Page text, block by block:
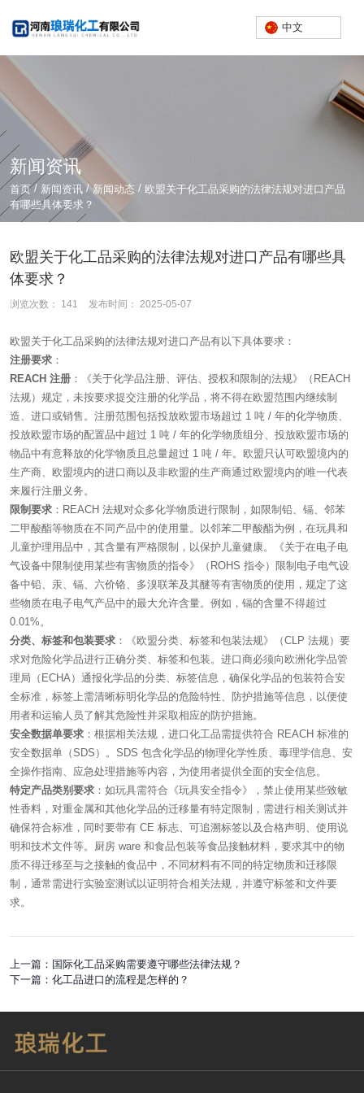
中文
新闻资讯
首页/ 新闻资讯 /新闻动态 / 欧盟关于化工品采购的法律法规对进口产品
有哪些具体要求？
欧盟关于化工品采购的法律法规对进口产品有哪些具
体要求？
浏览次数： 141 发布时间： 2025-05-07
欧盟关于化工品采购的法律法规对进口产品有以下具体要求：
注册要求 ：
REACH 注册 ：《关于化学品注册、评估、授权和限制的法规》（REACH
法规）规定，未按要求提交注册的化学品，将不得在欧盟范围内继续制
造、进口或销售。注册范围包括投放欧盟市场超过 1 吨 / 年的化学物质、
投放欧盟市场的配置品中超过 1 吨 / 年的化学物质组分、投放欧盟市场的
物品中有意释放的化学物质且总量超过 1 吨 / 年。欧盟只认可欧盟境内的
生产商、欧盟境内的进口商以及非欧盟的生产商通过欧盟境内的唯一代表
来履行注册义务。
限制要求 ：REACH 法规对众多化学物质进行限制，如限制铅、镉、邻苯
二甲酸酯等物质在不同产品中的使用量。以邻苯二甲酸酯为例，在玩具和
儿童护理用品中，其含量有严格限制，以保护儿童健康。《关于在电子电
气设备中限制使用某些有害物质的指令》（ROHS 指令）限制电子电气设
备中铅、汞、镉、六价铬、多溴联苯及其醚等有害物质的使用，规定了这
些物质在电子电气产品中的最大允许含量。例如，镉的含量不得超过
0.01%。
分类、标签和包装要求 ：《欧盟分类、标签和包装法规》（CLP 法规）要
求对危险化学品进行正确分类、标签和包装。进口商必须向欧洲化学品管
理局（ECHA）通报化学品的分类、标签信息，确保化学品的包装符合安
全标准，标签上需清晰标明化学品的危险特性、防护措施等信息，以便使
用者和运输人员了解其危险性并采取相应的防护措施。
安全数据单要求 ：根据相关法规，进口化工品需提供符合 REACH 标准的
安全数据单（SDS）。SDS 包含化学品的物理化学性质、毒理学信息、安
全操作指南、应急处理措施等内容，为使用者提供全面的安全信息。
特定产品类别要求 ：如玩具需符合《玩具安全指令》，禁止使用某些致敏
性香料，对重金属和其他化学品的迁移量有特定限制，需进行相关测试并
确保符合标准，同时要带有 CE 标志、可追溯标签以及合格声明、使用说
明和技术文件等。厨房 ware 和食品包装等食品接触材料，要求其中的物
质不得迁移至与之接触的食品中，不同材料有不同的特定物质和迁移限
制，通常需进行实验室测试以证明符合相关法规，并遵守标签和文件要
求。
上一篇： 国际化工品采购需要遵守哪些法律法规？
下一篇： 化工品进口的流程是怎样的？